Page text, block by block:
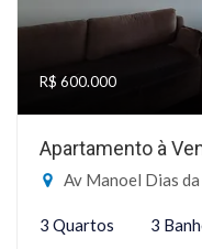
R$ 600.000
Apartamento à
Av Manoel Dias
3 Quartos 3